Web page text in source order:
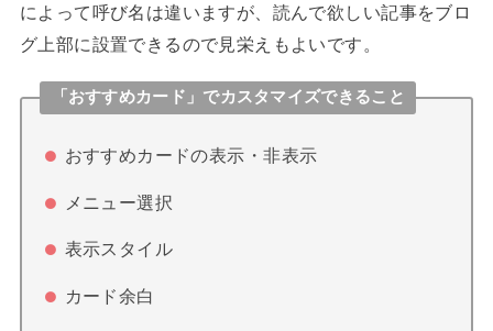
によって呼び名は違いますが、読んで欲しい記事をブロ
グ上部に設置できるので見栄えもよいです。
「おすすめカード」でカスタマイズできること
おすすめカードの表示・非表示
メニュー選択
表示スタイル
カード余白